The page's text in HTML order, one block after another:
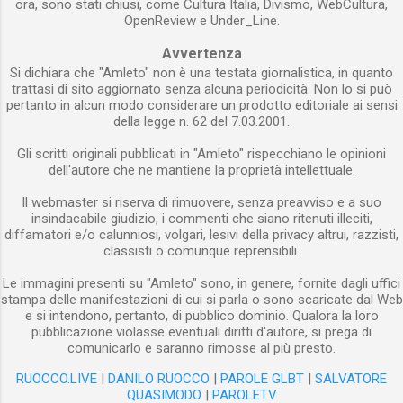
dichiara fin dall’inizio che i tentativi di
racconto altro non è che la spiegazione del
perché si è deciso di rinunciare all’impresa di...
ora, sono stati chiusi, come Cultura Italia, Divismo, WebCultura,
OpenReview e Under_Line.
Avvertenza
Si dichiara che "Amleto" non è una testata giornalistica, in quanto
trattasi di sito aggiornato senza alcuna periodicità. Non lo si può
pertanto in alcun modo considerare un prodotto editoriale ai sensi
della legge n. 62 del 7.03.2001.
Gli scritti originali pubblicati in "Amleto" rispecchiano le opinioni
dell'autore che ne mantiene la proprietà intellettuale.
Il webmaster si riserva di rimuovere, senza preavviso e a suo
insindacabile giudizio, i commenti che siano ritenuti illeciti,
diffamatori e/o calunniosi, volgari, lesivi della privacy altrui, razzisti,
classisti o comunque reprensibili.
Le immagini presenti su "Amleto" sono, in genere, fornite dagli uffici
stampa delle manifestazioni di cui si parla o sono scaricate dal Web
e si intendono, pertanto, di pubblico dominio. Qualora la loro
pubblicazione violasse eventuali diritti d'autore, si prega di
comunicarlo e saranno rimosse al più presto.
RUOCCO.LIVE | DANILO RUOCCO | PAROLE GLBT | SALVATORE
QUASIMODO | PAROLETV